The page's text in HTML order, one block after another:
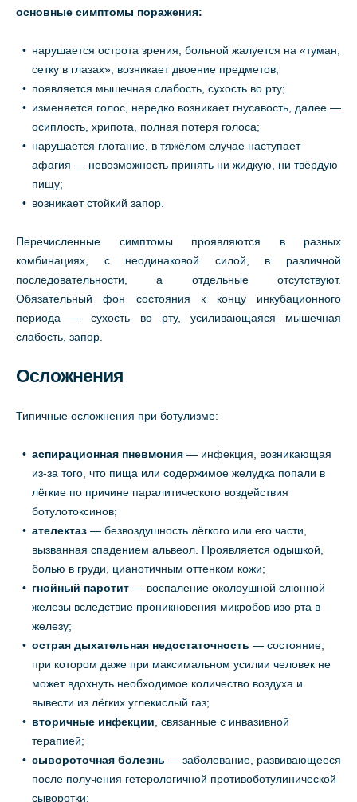
основные симптомы поражения:
нарушается острота зрения, больной жалуется на «туман,
сетку в глазах», возникает двоение предметов;
появляется мышечная слабость, сухость во рту;
изменяется голос, нередко возникает гнусавость, далее —
осиплость, хрипота, полная потеря голоса;
нарушается глотание, в тяжёлом случае наступает
афагия — невозможность принять ни жидкую, ни твёрдую
пищу;
возникает стойкий запор.
Перечисленные симптомы проявляются в разных
комбинациях, с неодинаковой силой, в различной
последовательности, а отдельные отсутствуют.
Обязательный фон состояния к концу инкубационного
периода — сухость во рту, усиливающаяся мышечная
слабость, запор.
Осложнения
Типичные осложнения при ботулизме:
аспирационная пневмония — инфекция, возникающая
из-за того, что пища или содержимое желудка попали в
лёгкие по причине паралитического воздействия
ботулотоксинов;
ателектаз — безвоздушность лёгкого или его части,
вызванная спадением альвеол. Проявляется одышкой,
болью в груди, цианотичным оттенком кожи;
гнойный паротит — воспаление околоушной слюнной
железы вследствие проникновения микробов изо рта в
железу;
острая дыхательная недостаточность — состояние,
при котором даже при максимальном усилии человек не
может вдохнуть необходимое количество воздуха и
вывести из лёгких углекислый газ;
вторичные инфекции , связанные с инвазивной
терапией;
сывороточная болезнь — заболевание, развивающееся
после получения гетерологичной противоботулинической
сыворотки;